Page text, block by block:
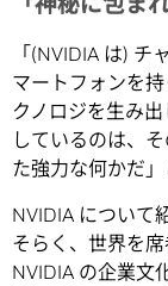
「(NVIDIA は)
マートフォンを
クノロジを生み
しているのは、
た強力な何かだ」
NVIDIA について
そらく、世界を
NVIDIA の企業文